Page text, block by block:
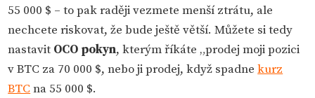
55 000 $ – to pak raději vezmete menší ztrátu, ale
nechcete riskovat, že bude ještě větší. Můžete si tedy
nastavit OCO pokyn, kterým říkáte „prodej moji pozici
v BTC za 70 000 $, nebo ji prodej, když spadnekurz
BTC na 55 000 $.